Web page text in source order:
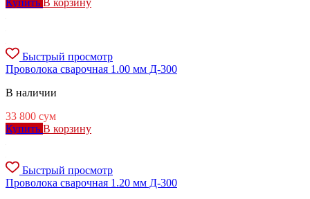
Быстрый просмотр
Проволока сварочная 1.00 мм Д-300
В наличии
33 800 сум
Купить В корзину
Быстрый просмотр
Проволока сварочная 1.20 мм Д-300